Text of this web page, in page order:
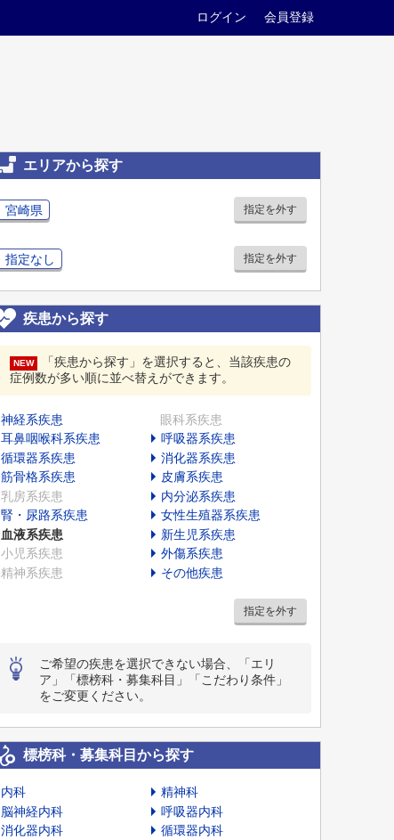
ログイン 会員登録
エリアから探す
宮崎県 指定を外す
指定なし 指定を外す
疾患から探す
NEW
「疾患から探す」を選択すると、当該疾患の
症例数が多い順に並べ替えができます。
神経系疾患
眼科系疾患
耳鼻咽喉科系疾患
呼吸器系疾患
循環器系疾患
消化器系疾患
筋骨格系疾患
皮膚系疾患
乳房系疾患
内分泌系疾患
腎・尿路系疾患
女性生殖器系疾患
血液系疾患
新生児系疾患
小児系疾患
外傷系疾患
精神系疾患
その他疾患
指定を外す
ご希望の疾患を選択できない場合、「エリ
ア」「標榜科・募集科目」「こだわり条件」
をご変更ください。
標榜科・募集科目から探す
内科
精神科
脳神経内科
呼吸器内科
消化器内科
循環器内科